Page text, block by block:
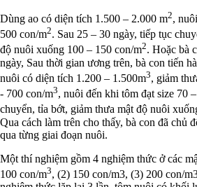
Dùng ao có diện tích 1.500 – 2.000 m2,
500 con/m2. Sau 25 – 30 ngày, tiếp tục
độ nuôi xuống 100 – 150 con/m2. Hoặc bà
ngày, Sau thời gian ương trên, bà con tiến
nuôi có diện tích 1.200 – 1.500m3, giảm
- 700 con/m3, nuôi đến khi tôm đạt size 70
chuyển, tỉa bớt, giảm thưa mật độ nuôi
Qua cách làm trên cho thấy, bà con đã chủ
qua từng giai đoạn nuôi.
Một thí nghiệm gồm 4 nghiệm thức ở các
100 con/m3, (2) 150 con/m3, (3) 200 con/